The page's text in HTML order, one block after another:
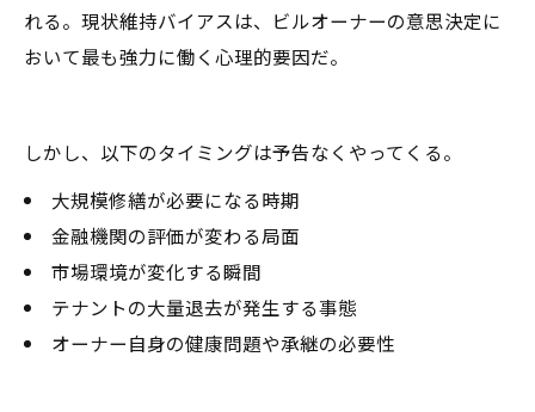
れる。現状維持バイアスは、ビルオーナーの意思決定に
おいて最も強力に働く心理的要因だ。
しかし、以下のタイミングは予告なくやってくる。
大規模修繕が必要になる時期
金融機関の評価が変わる局面
市場環境が変化する瞬間
テナントの大量退去が発生する事態
オーナー自身の健康問題や承継の必要性